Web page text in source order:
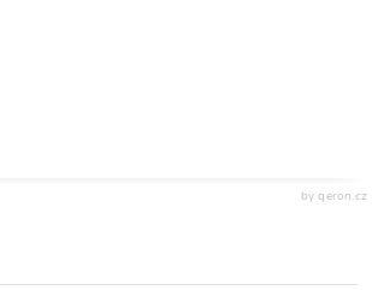
by qeron.cz